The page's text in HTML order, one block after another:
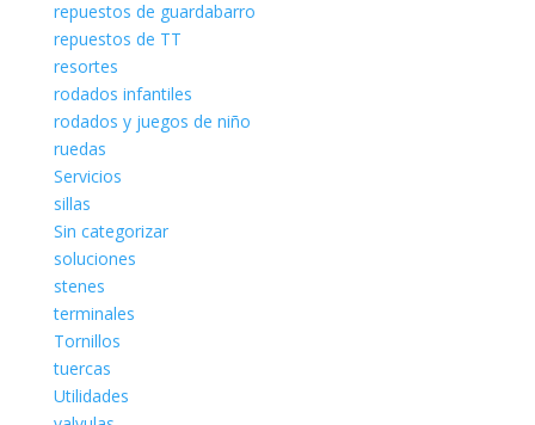
repuestos de guardabarro
repuestos de TT
resortes
rodados infantiles
rodados y juegos de niño
ruedas
Servicios
sillas
Sin categorizar
soluciones
stenes
terminales
Tornillos
tuercas
Utilidades